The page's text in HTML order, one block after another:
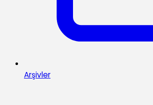
Arşivler